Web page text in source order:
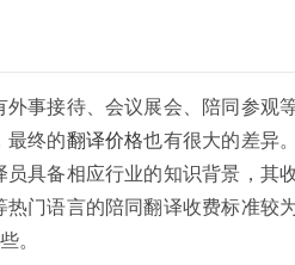
事接待、会议展会、陪同参观
最终的翻译价格也有很大的差异
具备相应行业的知识背景，其
门语言的陪同翻译收费标准较
。